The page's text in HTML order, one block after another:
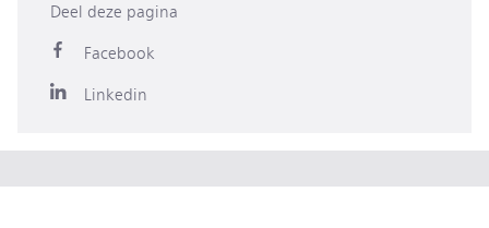
Deel deze pagina
Facebook
Linkedin